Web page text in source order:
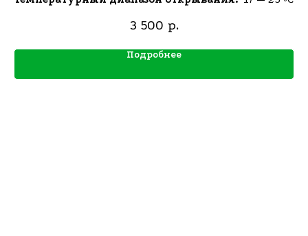
3 500 р.
Подробнее